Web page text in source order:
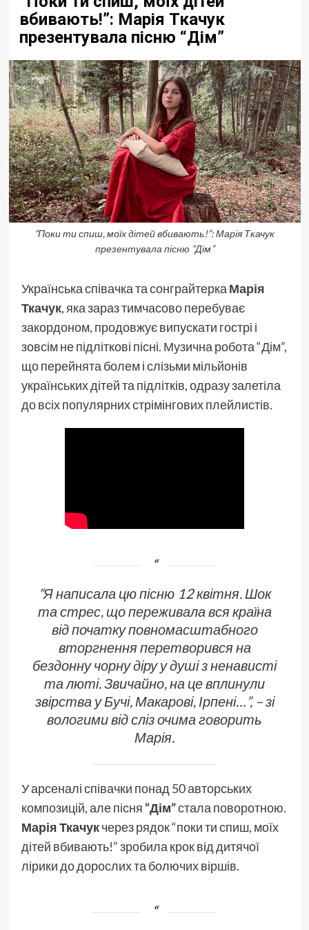
вбивають!”: Марія Ткачук
презентувала пісню “Дім”
“Поки ти спиш, моїх дітей вбивають!”: Марія Ткачук
презентувала пісню “Дім”
Українська співачка та сонграйтерка Марія
Ткачук, яка зараз тимчасово перебуває
закордоном, продовжує випускати гострі і
зовсім не підліткові пісні. Музична робота“Дім”,
що перейнята болем і слізьми мільйонів
українських дітей та підлітків, одразу залетіла
до всіх популярних стрімінгових плейлистів.
“Я написала цю пісню 12 квітня. Шок
та стрес, що переживала вся країна
від початку повномасштабного
вторгнення перетворився на
бездонну чорну діру у душі з ненависті
та люті. Звичайно, на це вплинули
звірства у Бучі, Макарові, Ірпені…”, – зі
вологими від сліз очима говорить
Марія.
У арсеналі співачки понад 50 авторських
композицій, але пісня “Дім”стала поворотною.
Марія Ткачукчерез рядок “поки ти спиш, моїх
дітей вбивають!” зробила крок від дитячої
лірики до дорослих та болючих віршів.